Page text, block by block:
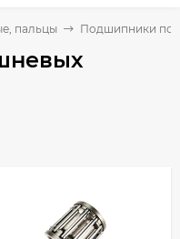
пальцы Подшипники